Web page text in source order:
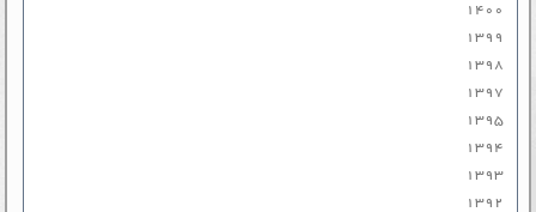
۱۴۰۰
۱۳۹۹
۱۳۹۸
۱۳۹۷
۱۳۹۵
۱۳۹۴
۱۳۹۳
۱۳۹۲